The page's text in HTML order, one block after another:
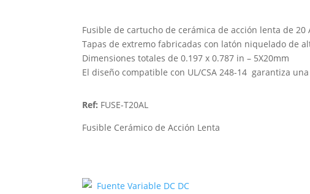
Fusible de cartucho de cerámica de acción lenta de 20
Tapas de extremo fabricadas con latón niquelado de
Dimensiones totales de 0.197 x 0.787 in – 5X20mm
El diseño compatible con UL/CSA 248-14 garantiza
Ref: FUSE-T20AL
Fusible Cerámico de Acción Lenta